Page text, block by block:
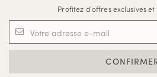
Profitez d'offres exclusives et